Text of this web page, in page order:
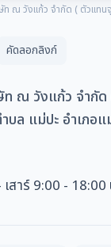
ท ณ วังแก้ว จำกัด ( ตัวแท
คัดลอกลิงก์
ท ณ วังแก้ว จำกั
ล แม่ปะ อำเภอ
สาร์ 9:00 - 18:00